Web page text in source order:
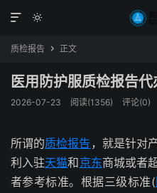


质检报告  正文
医用防护服质检报告
2026-07-23 阅读(1356) 评论(0)
所谓的质检报告 ，就是针对
利入驻天猫和京东商城或者
者参考标准。根据三级标准(